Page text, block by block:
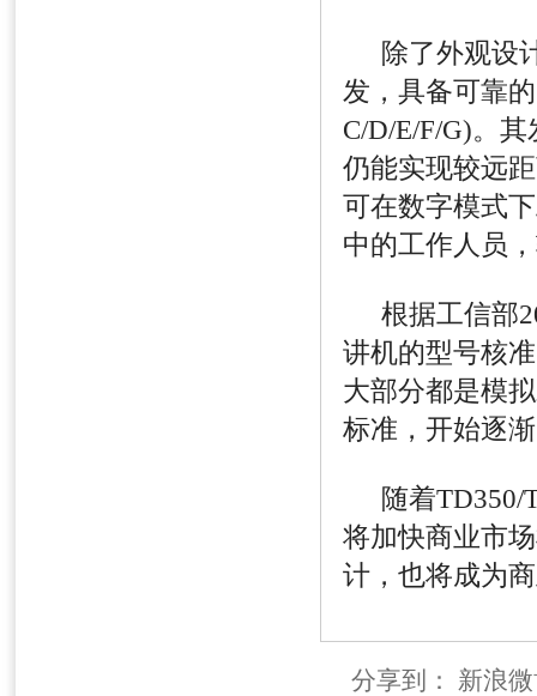
除了外观设
发，具备可靠
C/D/E/F/G)。其
仍能实现较远
可在数字模式
中的工作人员
根据工信部
讲机的型号核
大部分都是模
标准，开始逐
随着TD350/
将加快商业市
计，也将成为
分享到： 新浪